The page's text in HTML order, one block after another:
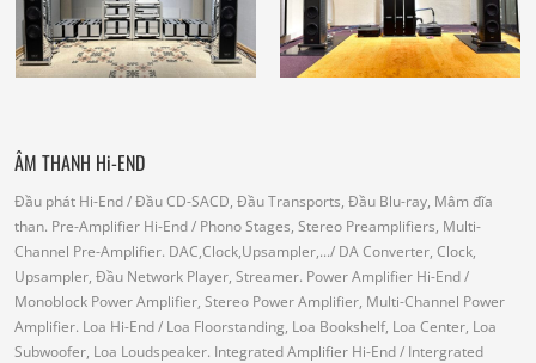
ÂM THANH Hi-END
Đầu phát Hi-End/ Đầu CD-SACD, Đầu Transports, Đầu Blu-ray, Mâm đĩa
than. Pre-Amplifier Hi-End/ Phono Stages, Stereo Preamplifiers, Multi-
Channel Pre-Amplifier. DAC,Clock,Upsampler,.../ DA Converter, Clock,
Upsampler, Đầu Network Player, Streamer. Power Amplifier Hi-End/
Monoblock Power Amplifier, Stereo Power Amplifier, Multi-Channel Power
Amplifier. Loa Hi-End/ Loa Floorstanding, Loa Bookshelf, Loa Center, Loa
Subwoofer, Loa Loudspeaker. Integrated Amplifier Hi-End/ Intergrated